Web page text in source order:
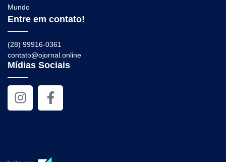
Mundo
Entre em contato!
(28) 99916-0361
contato@ojornal.online
Mídias Sociais